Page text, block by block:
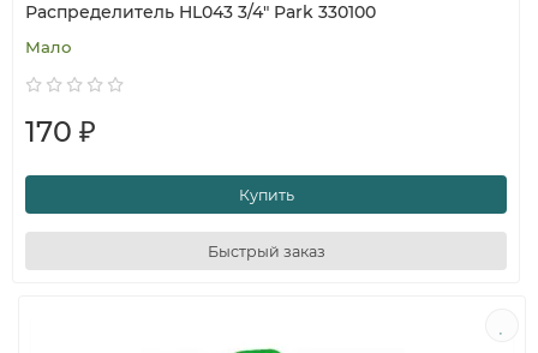
Распределитель HL043 3/4" Park 330100
Мало
170 ₽
Купить
Быстрый заказ